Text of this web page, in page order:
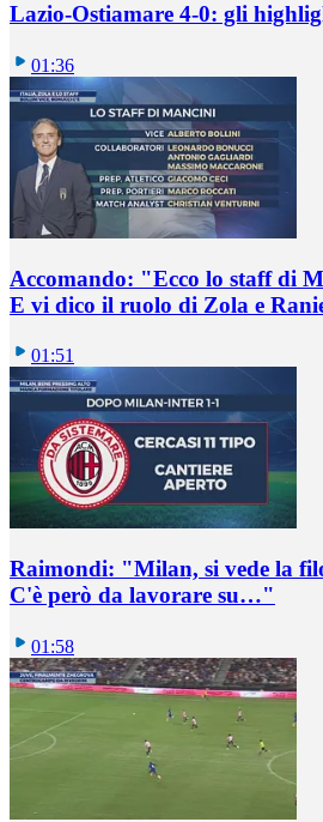
Lazio-Ostiamare 4-0: gli
01:36
Accomando: "Ecco lo staff di
E vi dico il ruolo di Zola e
01:51
Raimondi: "Milan, si vede la
C'è però da lavorare su…"
01:58